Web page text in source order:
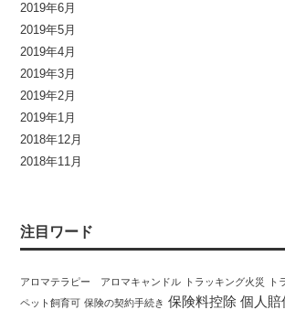
2019年6月
2019年5月
2019年4月
2019年3月
2019年2月
2019年1月
2018年12月
2018年11月
注目ワード
アロマテラピー アロマキャンドル トラッキング火災 ト
ペット飼育可 保険の契約手続き 保険料控除 個人賠